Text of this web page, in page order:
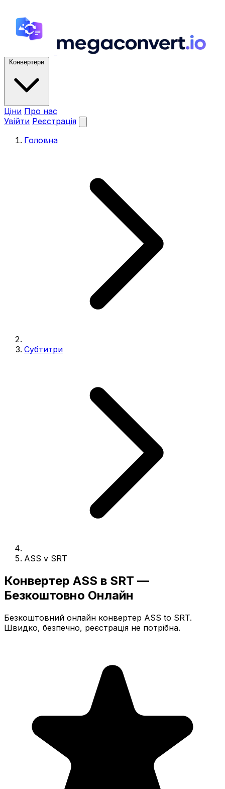
Конвертери
Ціни Про нас
Увійти Реєстрація
Головна
Субтитри
ASS v SRT
Конвертер ASS в SRT —
Безкоштовно Онлайн
Безкоштовний онлайн конвертер ASS to SRT.
Швидко, безпечно, реєстрація не потрібна.